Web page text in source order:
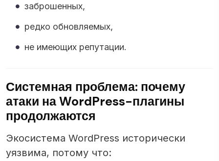
заброшенных,
редко обновляемых,
не имеющих репутации.
Системная проблема: почему
атаки на WordPress-плагины
продолжаются
Экосистема WordPress исторически
уязвима, потому что: